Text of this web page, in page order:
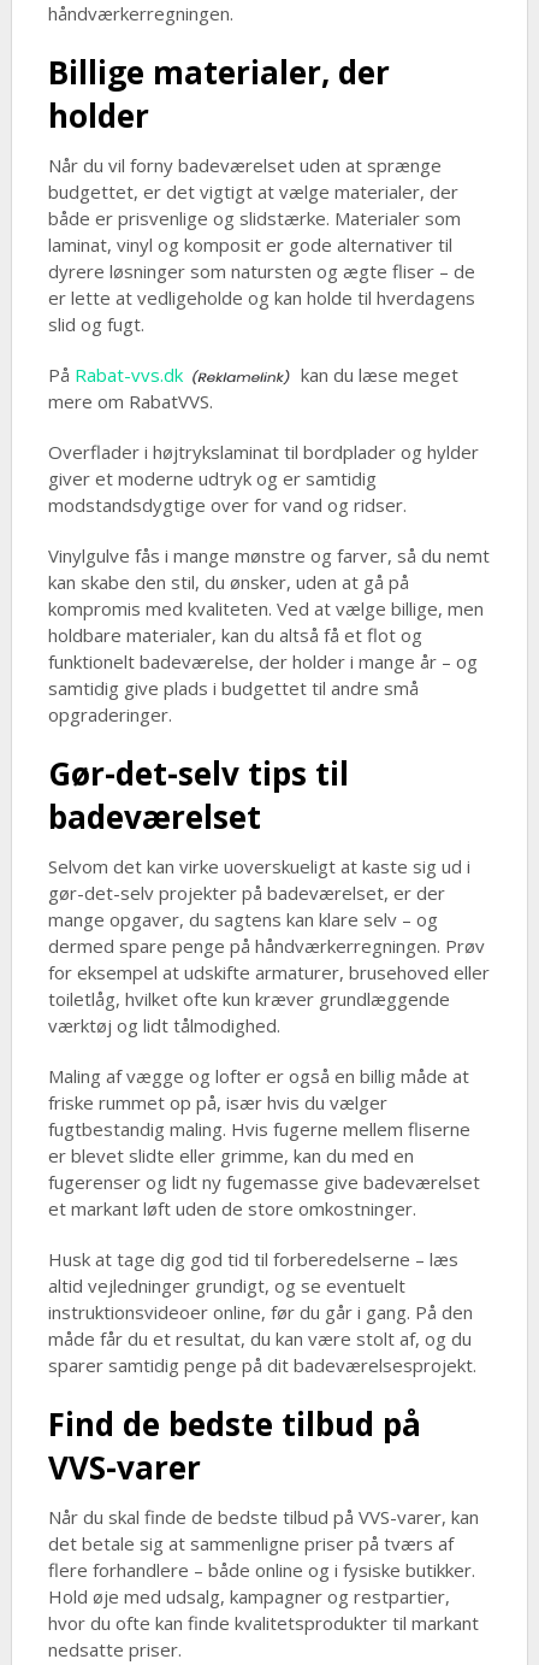
håndværkerregningen.
Billige materialer, der
holder
Når du vil forny badeværelset uden at sprænge
budgettet, er det vigtigt at vælge materialer, der
både er prisvenlige og slidstærke. Materialer som
laminat, vinyl og komposit er gode alternativer til
dyrere løsninger som natursten og ægte fliser – de
er lette at vedligeholde og kan holde til hverdagens
slid og fugt.
På Rabat-vvs.dk
kan du læse meget
mere om RabatVVS.
Overflader i højtrykslaminat til bordplader og hylder
giver et moderne udtryk og er samtidig
modstandsdygtige over for vand og ridser.
Vinylgulve fås i mange mønstre og farver, så du nemt
kan skabe den stil, du ønsker, uden at gå på
kompromis med kvaliteten. Ved at vælge billige, men
holdbare materialer, kan du altså få et flot og
funktionelt badeværelse, der holder i mange år – og
samtidig give plads i budgettet til andre små
opgraderinger.
Gør-det-selv tips til
badeværelset
Selvom det kan virke uoverskueligt at kaste sig ud i
gør-det-selv projekter på badeværelset, er der
mange opgaver, du sagtens kan klare selv – og
dermed spare penge på håndværkerregningen. Prøv
for eksempel at udskifte armaturer, brusehoved eller
toiletlåg, hvilket ofte kun kræver grundlæggende
værktøj og lidt tålmodighed.
Maling af vægge og lofter er også en billig måde at
friske rummet op på, især hvis du vælger
fugtbestandig maling. Hvis fugerne mellem fliserne
er blevet slidte eller grimme, kan du med en
fugerenser og lidt ny fugemasse give badeværelset
et markant løft uden de store omkostninger.
Husk at tage dig god tid til forberedelserne – læs
altid vejledninger grundigt, og se eventuelt
instruktionsvideoer online, før du går i gang. På den
måde får du et resultat, du kan være stolt af, og du
sparer samtidig penge på dit badeværelsesprojekt.
Find de bedste tilbud på
VVS-varer
Når du skal finde de bedste tilbud på VVS-varer, kan
det betale sig at sammenligne priser på tværs af
flere forhandlere – både online og i fysiske butikker.
Hold øje med udsalg, kampagner og restpartier,
hvor du ofte kan finde kvalitetsprodukter til markant
nedsatte priser.